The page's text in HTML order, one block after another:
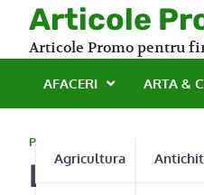
content
Articole
Articole Promo pentru
AFACERI
Agricultura
ARTA &
PROMO
La Bibi’s